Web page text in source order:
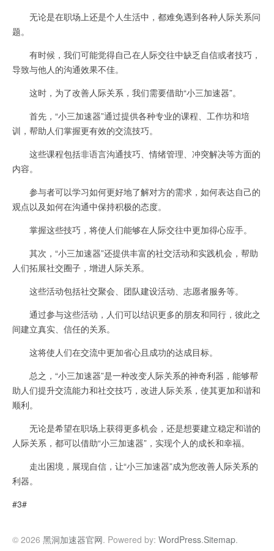
无论是在职场上还是个人生活中，都难免遇到各种人际关系问
题。
有时候，我们可能觉得自己在人际交往中缺乏自信或者技巧，
导致与他人的沟通效果不佳。
这时，为了改善人际关系，我们需要借助“小三加速器”。
首先，“小三加速器”通过提供各种专业的课程、工作坊和培
训，帮助人们掌握更有效的交流技巧。
这些课程包括非语言沟通技巧、情绪管理、冲突解决等方面的
内容。
参与者可以学习如何更好地了解对方的需求，如何表达自己的
观点以及如何在沟通中保持积极的态度。
掌握这些技巧，将使人们能够在人际交往中更加得心应手。
其次，“小三加速器”还提供丰富的社交活动和实践机会，帮助
人们拓展社交圈子，增进人际关系。
这些活动包括社交聚会、团队建设活动、志愿者服务等。
通过参与这些活动，人们可以结识更多的朋友和同行，彼此之
间建立真实、信任的关系。
这将使人们在交流中更加省心且成功的达成目标。
总之，“小三加速器”是一种改变人际关系的神奇利器，能够帮
助人们提升交流能力和社交技巧，改进人际关系，使其更加和谐和
顺利。
无论是希望在职场上获得更多机会，还是想要建立稳定和谐的
人际关系，都可以借助“小三加速器”，实现个人的成长和幸福。
走出困境，展现自信，让“小三加速器”成为您改善人际关系的
利器。
#3#
© 2026 黑洞加速器官网. Powered by: WordPress.Sitemap.